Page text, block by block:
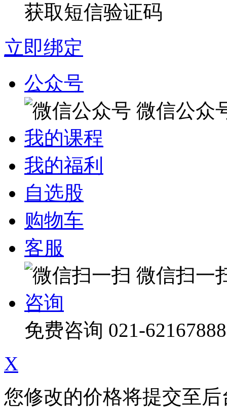
获取短信验证码
立即绑定
公众号
微信公众
我的课程
我的福利
自选股
购物车
客服
微信扫一
咨询
免费咨询 021-62167888
X
您修改的价格将提交至